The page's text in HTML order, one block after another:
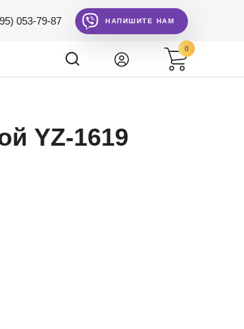
053-79-87 НАПИШИТЕ НАМ
0
YZ-1619